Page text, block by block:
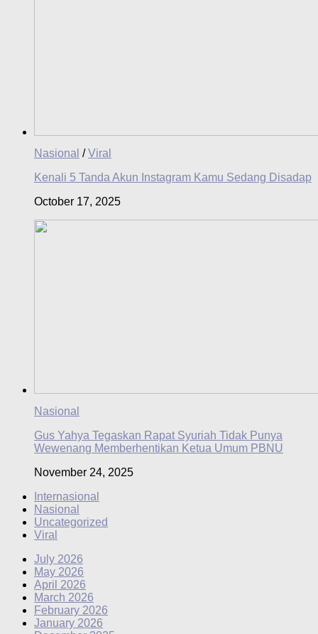
Nasional /Viral
Kenali 5 Tanda Akun Instagram Kamu Sedang Disadap
October 17, 2025
Nasional
Gus Yahya Tegaskan Rapat Syuriah Tidak Punya
Wewenang Memberhentikan Ketua Umum PBNU
November 24, 2025
Internasional
Nasional
Uncategorized
Viral
July 2026
May 2026
April 2026
March 2026
February 2026
January 2026